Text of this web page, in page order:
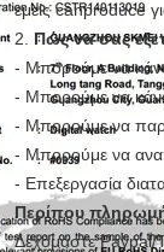
εμείς canproduce
2. Πώς να σας
- Μπορούμε να
- Μπορούμε να
- Μπορούμε να
- Μπορούμε να
- Επεξεργασία
Περίπου
Δεχόμαστε Paypal/